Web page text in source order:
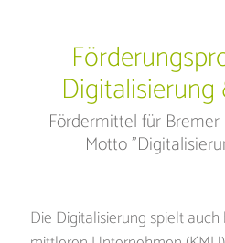
Fördermittel für
Motto
Die Digitalisierung spielt